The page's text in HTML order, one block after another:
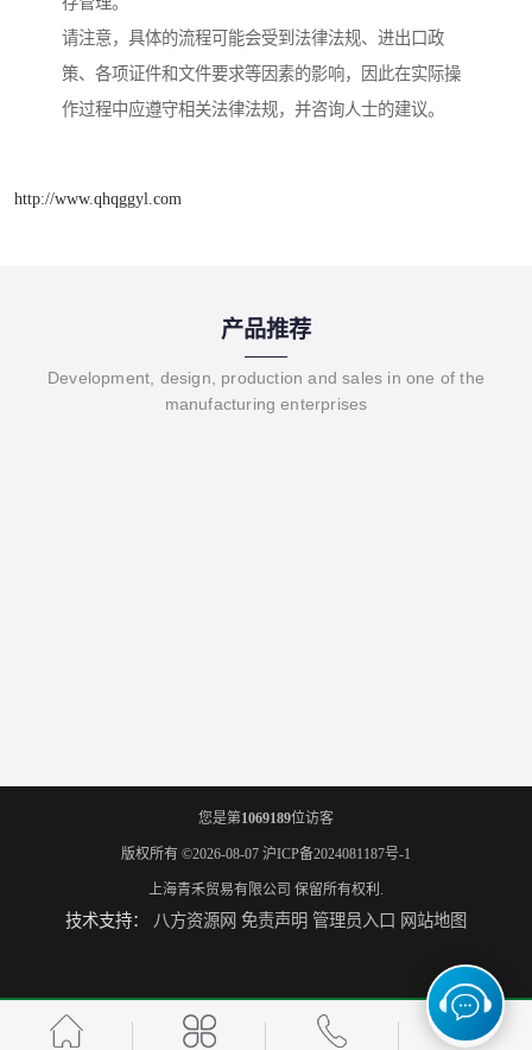
请注意，具体的流程可能会受到法律法规、进出口政
策、各项证件和文件要求等因素的影响，因此在实际操
作过程中应遵守相关法律法规，并咨询人士的建议。
http://www.qhqggyl.com
产品推荐
Development, design, production and sales in one of the
manufacturing enterprises
您是第1069189位访客
版权所有 ©2026-08-07 沪ICP备2024081187号-1
上海青禾贸易有限公司 保留所有权利.
技术支持： 八方资源网 免责声明 管理员入口 网站地图